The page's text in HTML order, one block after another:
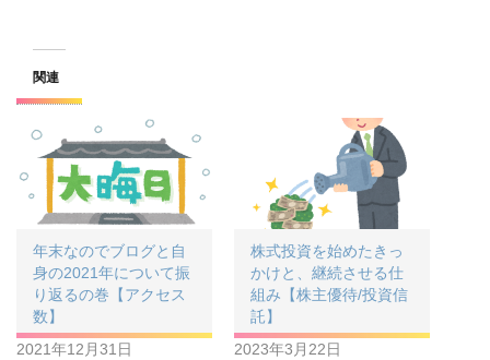
関連
年末なのでブログと自
身の2021年について振
り返るの巻【アクセス
数】
2021年12月31日
株式投資を始めたきっ
かけと、継続させる仕
組み【株主優待/投資信
託】
2023年3月22日